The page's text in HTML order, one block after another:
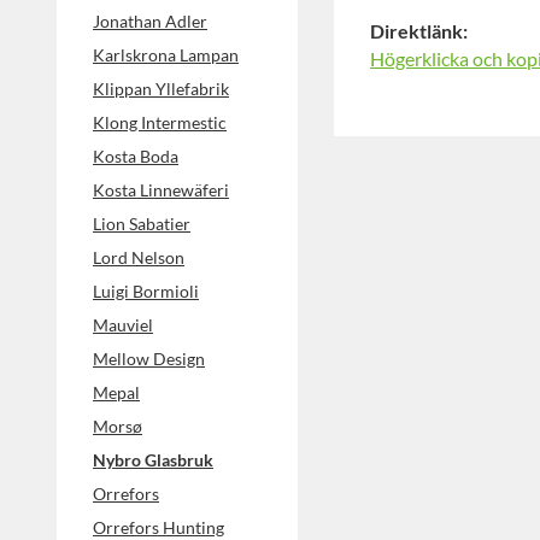
Jonathan Adler
Karlskrona Lampan
Klippan Yllefabrik
Klong Intermestic
Kosta Boda
Kosta Linnewäferi
Lion Sabatier
Lord Nelson
Luigi Bormioli
Mauviel
Mellow Design
Mepal
Morsø
Nybro Glasbruk
Orrefors
Orrefors Hunting
Direktlänk:
Högerklicka och